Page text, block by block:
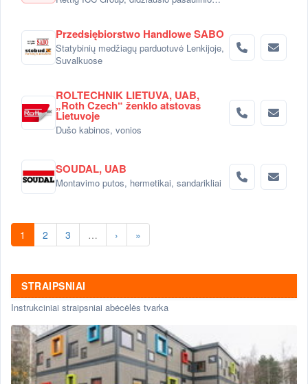
Przedsiębiorstwo Handlowe SABO
Statybinių medžiagų parduotuvė Lenkijoje,
Suvalkuose
ROLTECHNIK LIETUVA, UAB,
„Roth Czech“ ženklo atstovas
Lietuvoje
Dušo kabinos, vonios
SOUDAL, UAB
Montavimo putos, hermetikai, sandarikliai
1 2 3 … › »
STRAIPSNIAI
Instrukciniai straipsniai abėcėlės tvarka